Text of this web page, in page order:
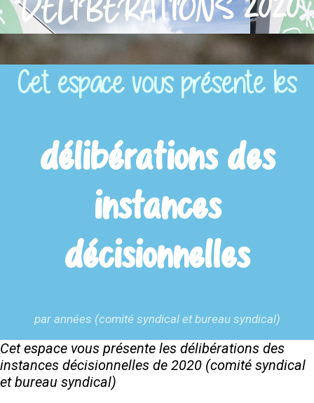
DÉLIBÉRATIONS 2020
Cet espace vous présente les
délibérations des
instances
décisionnelles
par années (comité syndical et bureau syndical)
Cet espace vous présente les délibérations des
instances décisionnelles de 2020 (comité syndical
et bureau syndical)